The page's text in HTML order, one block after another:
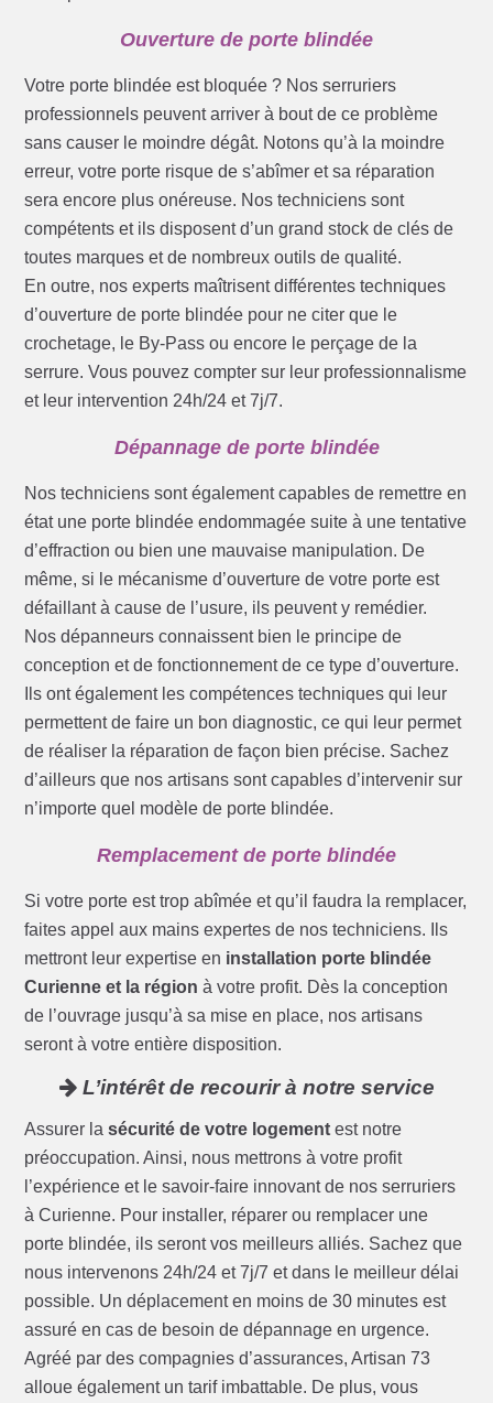
Ouverture de porte blindée
Votre porte blindée est bloquée ? Nos serruriers
professionnels peuvent arriver à bout de ce problème
sans causer le moindre dégât. Notons qu’à la moindre
erreur, votre porte risque de s’abîmer et sa réparation
sera encore plus onéreuse. Nos techniciens sont
compétents et ils disposent d’un grand stock de clés de
toutes marques et de nombreux outils de qualité.
En outre, nos experts maîtrisent différentes techniques
d’ouverture de porte blindée pour ne citer que le
crochetage, le By-Pass ou encore le perçage de la
serrure. Vous pouvez compter sur leur professionnalisme
et leur intervention 24h/24 et 7j/7.
Dépannage de porte blindée
Nos techniciens sont également capables de remettre en
état une porte blindée endommagée suite à une tentative
d’effraction ou bien une mauvaise manipulation. De
même, si le mécanisme d’ouverture de votre porte est
défaillant à cause de l’usure, ils peuvent y remédier.
Nos dépanneurs connaissent bien le principe de
conception et de fonctionnement de ce type d’ouverture.
Ils ont également les compétences techniques qui leur
permettent de faire un bon diagnostic, ce qui leur permet
de réaliser la réparation de façon bien précise. Sachez
d’ailleurs que nos artisans sont capables d’intervenir sur
n’importe quel modèle de porte blindée.
Remplacement de porte blindée
Si votre porte est trop abîmée et qu’il faudra la remplacer,
faites appel aux mains expertes de nos techniciens. Ils
mettront leur expertise en installation porte blindée
Curienne et la région à votre profit. Dès la conception
de l’ouvrage jusqu’à sa mise en place, nos artisans
seront à votre entière disposition.
L’intérêt de recourir à notre service
Assurer lasécurité de votre logement est notre
préoccupation. Ainsi, nous mettrons à votre profit
l’expérience et le savoir-faire innovant de nos serruriers
à Curienne. Pour installer, réparer ou remplacer une
porte blindée, ils seront vos meilleurs alliés. Sachez que
nous intervenons 24h/24 et 7j/7 et dans le meilleur délai
possible. Un déplacement en moins de 30 minutes est
assuré en cas de besoin de dépannage en urgence.
Agréé par des compagnies d’assurances, Artisan 73
alloue également un tarif imbattable. De plus, vous